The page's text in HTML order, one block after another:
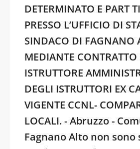
DETERMINATO E PART
PRESSO L’UFFICIO DI
SINDACO DI FAGNANO
MEDIANTE
ISTRUTTORE
DEGLI ISTRUTTORI EX
VIGENTE CCNL-
LOCALI. - Abruzzo -
Fagnano Alto non